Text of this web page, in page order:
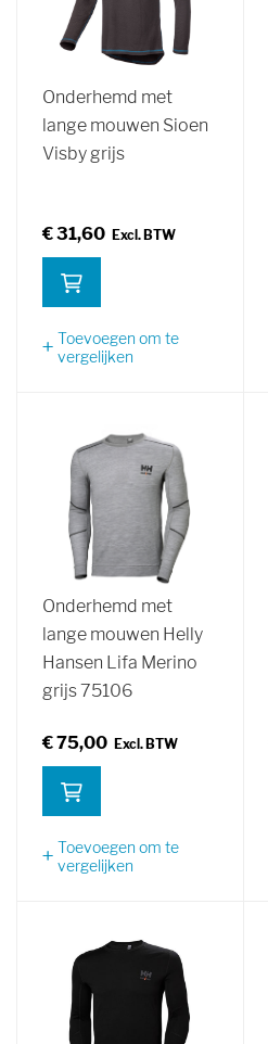
Onderhemd met
lange mouwen Sioen
Visby grijs
€ 31,60
Toevoegen om te
vergelijken
Onderhemd met
lange mouwen Helly
Hansen Lifa Merino
grijs 75106
€ 75,00
Toevoegen om te
vergelijken